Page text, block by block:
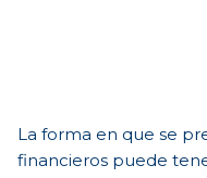
La forma en que se
financieros puede